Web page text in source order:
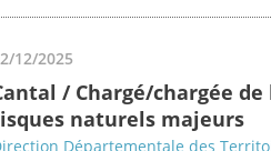
12/2025
/ Chargé/chargée
naturels majeurs
Départementale des